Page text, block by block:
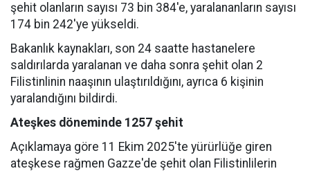
şehit olanların sayısı 73 bin 384'e, yaralananların sayısı
174 bin 242'ye yükseldi.
Bakanlık kaynakları, son 24 saatte hastanelere
saldırılarda yaralanan ve daha sonra şehit olan 2
Filistinlinin naaşının ulaştırıldığını, ayrıca 6 kişinin
yaralandığını bildirdi.
Ateşkes döneminde 1257 şehit
Açıklamaya göre 11 Ekim 2025'te yürürlüğe giren
ateşkese rağmen Gazze'de şehit olan Filistinlilerin